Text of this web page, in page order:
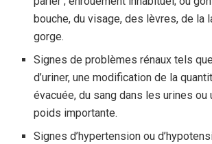
bouche, du visage, des lèvres, de la
gorge.
Signes de problèmes rénaux tels
d’uriner, une modification de la
évacuée, du sang dans les urines ou
poids importante.
Signes d’hypertension ou